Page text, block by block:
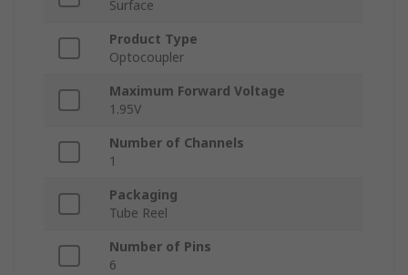
Surface
Product Type
Optocoupler
Maximum Forward Voltage
1.95V
Number of Channels
1
Packaging
Tube Reel
Number of Pins
6